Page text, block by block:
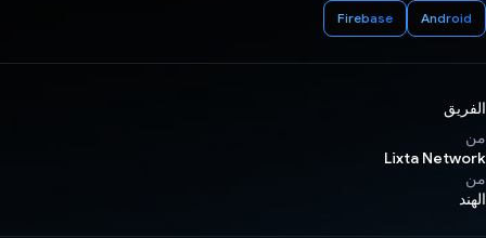
Android
Firebase
الفريق
من
Lixta Network
من
الهند